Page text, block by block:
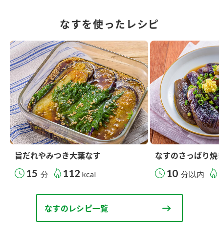
なすを使ったレシピ
旨だれやみつき大葉なす
15 分 112 kcal
なすのさっぱり
10 分以内
なすのレシピ一覧